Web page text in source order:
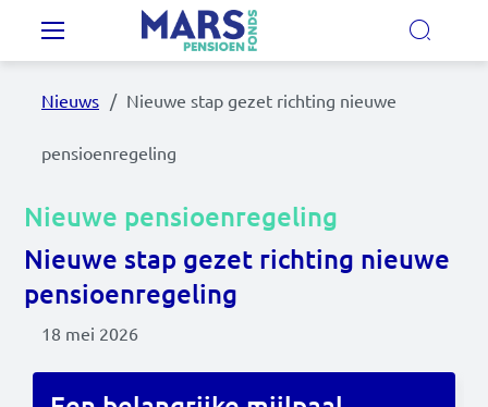
Overslaan en naar de inhoud gaan
Onze regelingen
MijnMarsPensioen
Video's
Nieuws Nieuwe stap gezet richting nieuwe
pensioenregeling
Nieuwe pensioenregeling
Nieuwe stap gezet richting nieuwe
pensioenregeling
18 mei 2026